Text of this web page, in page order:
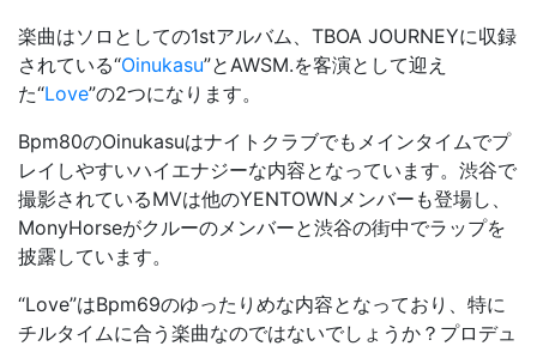
楽曲はソロとしての1stアルバム、 TBOA JOURNEYに収録
されている“Oinukasu”とAWSM.を客演として迎え
た“Love”の2つになります。
Bpm80のOinukasuはナイトクラブでもメインタイムでプ
レイしやすいハイエナジーな内容となっています。渋谷で
撮影されているMVは他のYENTOWNメンバーも登場し、
MonyHorseがクルーのメンバーと渋谷の街中でラップを
披露しています。
“Love”はBpm69のゆったりめな内容となっており、特に
チルタイムに合う楽曲なのではないでしょうか？プロデュ